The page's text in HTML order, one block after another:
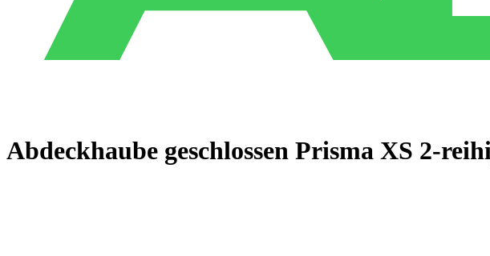
Abdeckhaube geschlossen Prisma XS 2-